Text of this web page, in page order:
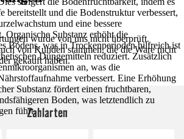
bereitstellt und die Bodenstruktur verbessert,
und eine bessere
Organische Substanz erhöht die
Bodens, was in Trockenperioden hilfreich ist
Düngemitteln reduziert. Zusätzlich
an, was die
verbessert. Eine Erhöhung
Substanz fördert einen fruchtbaren,
Boden, was letztendlich zu
führt.
wurde von uns nicht überprüft.
von Kunden stammen, die die Ware nicht
gekauft haben.
Zahlarten